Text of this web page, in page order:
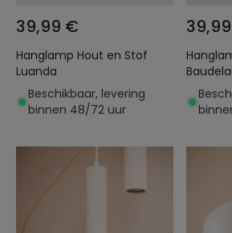
39,99 €
Hanglamp Hout en Stof
Luanda
Beschikbaar, levering
binnen 48/72 uur